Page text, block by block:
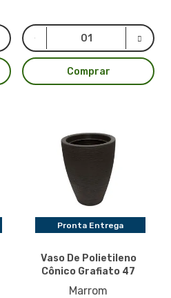
Comprar
Pronta Entrega
Vaso De Polietileno
Cônico Grafiato 47
Marrom